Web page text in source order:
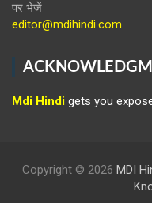
पर भेजें
editor@mdihindi.com
Mdi Hindi gets you
Copyright © 2026 MDI